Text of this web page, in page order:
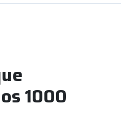
1000